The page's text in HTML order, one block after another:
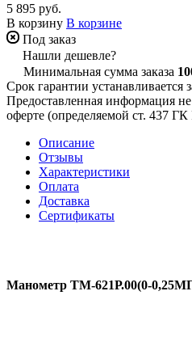
5 895 руб.
В корзину В корзине
Под заказ
Нашли дешевле?
Минимальная сумма заказа
Срок гарантии устанавливается
Предоставленная информация
оферте (определяемой ст. 437
Описание
Отзывы
Характеристики
Оплата
Доставка
Сертификаты
Манометр ТМ-621Р.00(0-